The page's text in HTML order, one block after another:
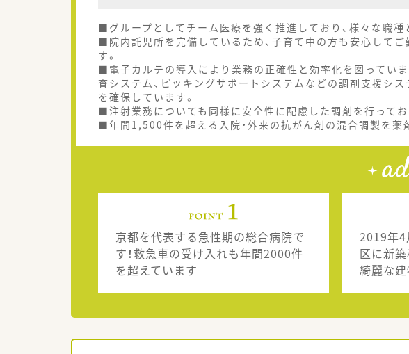
■グループとしてチーム医療を強く推進しており、様々な職種
■院内託児所を完備しているため、子育て中の方も安心して
す。
■電子カルテの導入により業務の正確性と効率化を図ってい
査システム、ピッキングサポートシステムなどの調剤支援シ
を確保しています。
■注射業務についても同様に安全性に配慮した調剤を行ってお
■年間1,500件を超える入院・外来の抗がん剤の混合調製を薬
京都を代表する急性期の総合病院で
す！救急車の受け入れも年間2000件
を超えています
2019年4
区に新
綺麗な